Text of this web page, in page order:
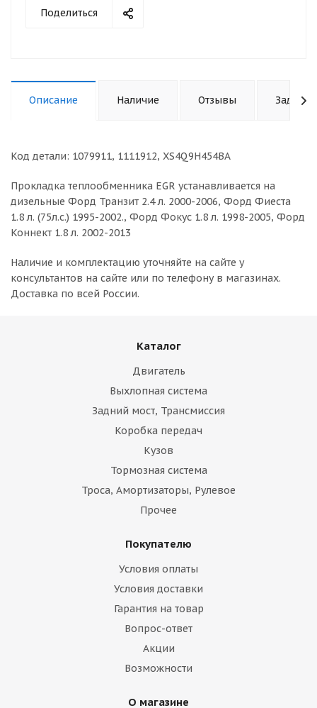
Поделиться
Описание Наличие Отзывы Задать
Код детали: 1079911, 1111912, XS4Q9H454BA
Прокладка теплообменника EGR устанавливается на
дизельные Форд Транзит 2.4 л. 2000-2006, Форд Фиеста
1.8 л. (75л.с.) 1995-2002., Форд Фокус 1.8 л. 1998-2005, Форд
Коннект 1.8 л. 2002-2013
Наличие и комплектацию уточняйте на сайте у
консультантов на сайте или по телефону в магазинах.
Доставка по всей России.
Каталог
Двигатель
Выхлопная система
Задний мост, Трансмиссия
Коробка передач
Кузов
Тормозная система
Троса, Амортизаторы, Рулевое
Прочее
Покупателю
Условия оплаты
Условия доставки
Гарантия на товар
Вопрос-ответ
Акции
Возможности
О магазине